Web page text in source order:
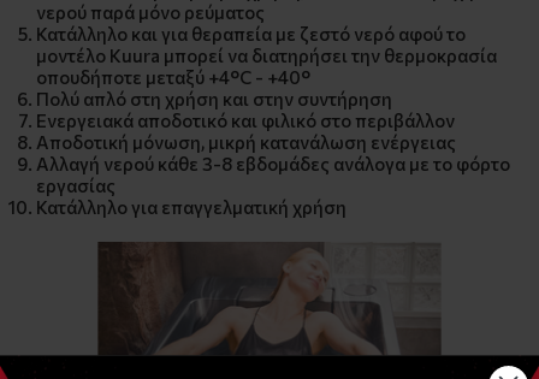
νερού παρά μόνο ρεύματος
Κατάλληλο και για θεραπεία με ζεστό νερό αφού το
μοντέλο Kuura μπορεί να διατηρήσει την θερμοκρασία
οπουδήποτε μεταξύ +4°C - +40°
Πολύ απλό στη χρήση και στην συντήρηση
Ενεργειακά αποδοτικό και φιλικό στο περιβάλλον
Αποδοτική μόνωση, μικρή κατανάλωση ενέργειας
Αλλαγή νερού κάθε 3-8 εβδομάδες ανάλογα με το φόρτο
εργασίας
Κατάλληλο για επαγγελματική χρήση